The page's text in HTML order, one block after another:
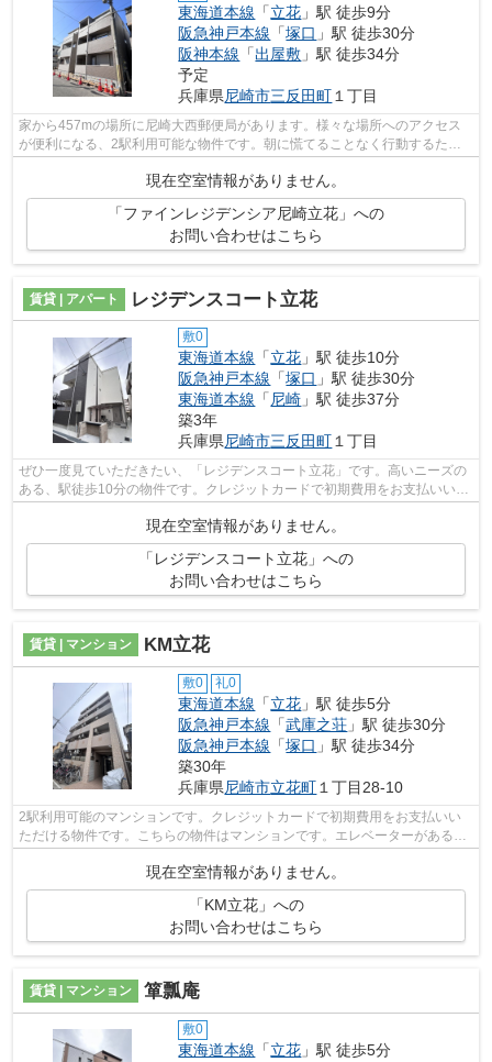
東海道本線 「立花 」駅 徒歩9分
阪急神戸本線 「塚口 」駅 徒歩30分
阪神本線 「出屋敷 」駅 徒歩34分
予定
兵庫県尼崎市三反田町 １丁目
家から457mの場所に尼崎大西郵便局があります。様々な場所へのアクセス
が便利になる、2駅利用可能な物件です。朝に慌てることなく行動するため
に駅から徒歩9分の駅近物件はいかがでし...
現在空室情報がありません。
「ファインレジデンシア尼崎立花」への
お問い合わせはこちら
賃貸 | アパート レジデンスコート立花
敷0
東海道本線 「立花 」駅 徒歩10分
阪急神戸本線 「塚口 」駅 徒歩30分
東海道本線 「尼崎 」駅 徒歩37分
築3年
兵庫県尼崎市三反田町１丁目
ぜひ一度見ていただきたい、「レジデンスコート立花」です。高いニーズの
ある、駅徒歩10分の物件です。クレジットカードで初期費用をお支払いいた
現在空室情報がありません。
「レジデンスコート立花」への
お問い合わせはこちら
賃貸 | マンション KM立花
敷0 礼0
東海道本線 「立花 」駅 徒歩5分
阪急神戸本線 「武庫之荘 」駅 徒歩30分
阪急神戸本線 「塚口 」駅 徒歩34分
築30年
兵庫県尼崎市立花町 １丁目28-10
2駅利用可能のマンションです。クレジットカードで初期費用をお支払いい
ただける物件です。こちらの物件はマンションです。エレベーターがある物
現在空室情報がありません。
「KM立花」への
お問い合わせはこちら
賃貸 | マンション 箪瓢庵
敷0
東海道本線 「立花 」駅 徒歩5分